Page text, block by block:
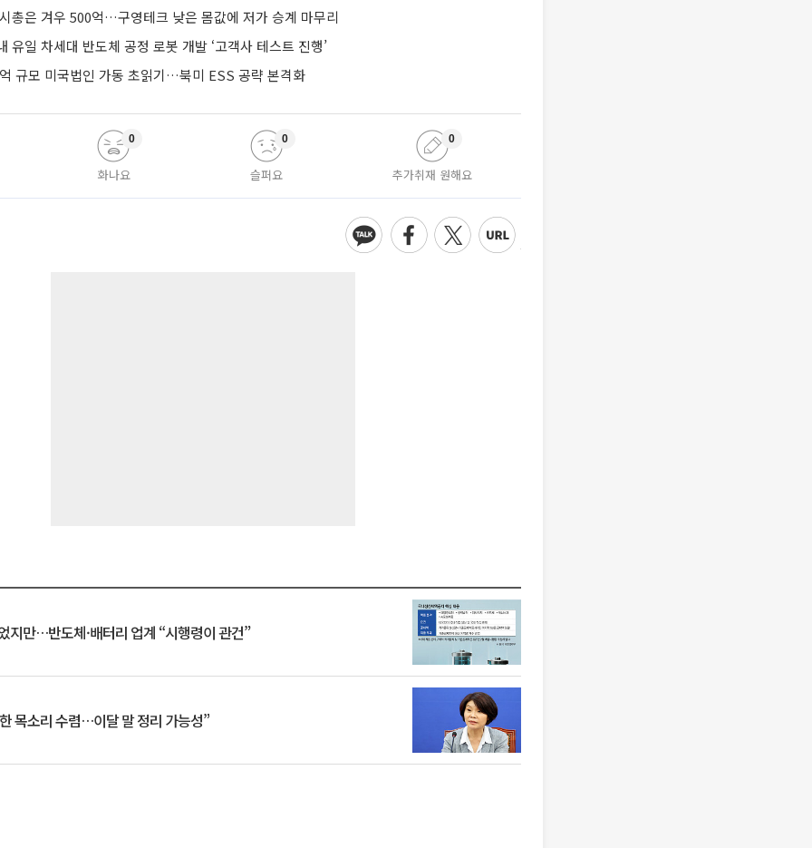
총은 겨우 500억…구영테크 낮은 몸값에 저가 승계 마무리
유일 차세대 반도체 공정 로봇 개발 ‘고객사 테스트 진행’
규모 미국법인 가동 초읽기…북미 ESS 공략 본격화
화나요
0
슬퍼요
0
추가취재 원해요
0
지만…반도체·배터리 업계 “시행령이 관건”
목소리 수렴…이달 말 정리 가능성”